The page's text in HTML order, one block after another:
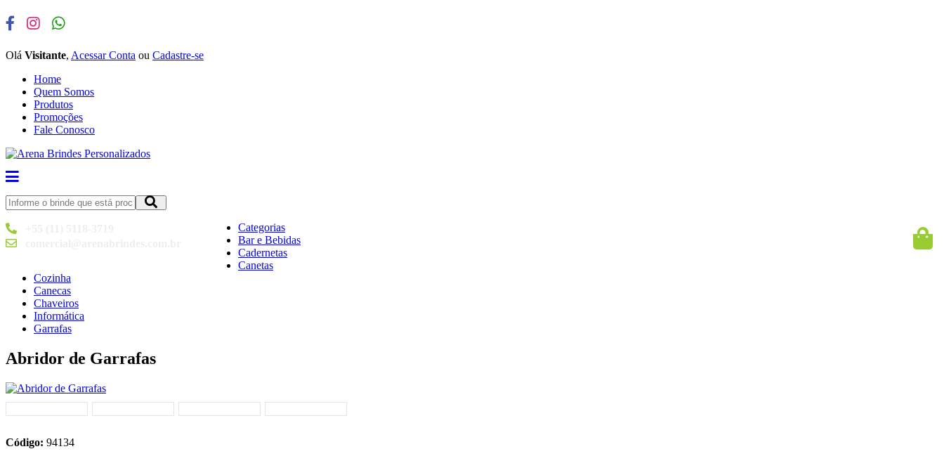
Olá Visitante, Acessar Conta ou Cadastre-se
Home
Quem Somos
Produtos
Promoções
Fale Conosco
Categorias
Bar e Bebidas
Cadernetas
Canetas
Cozinha
Canecas
Chaveiros
Informática
Garrafas
Abridor de Garrafas
Código: 94134